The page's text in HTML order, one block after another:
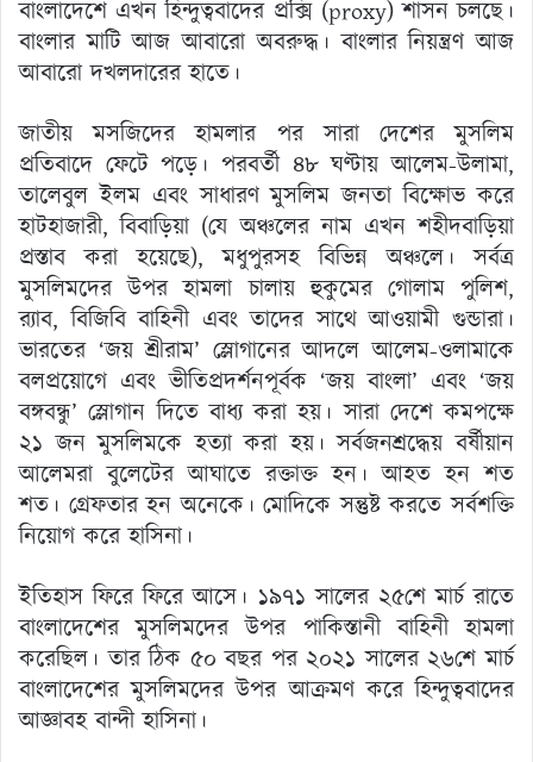
বাংলাদেশে এখন হিন্দুত্ববাদের প্রক্সি (proxy) শাসন চলছে।
বাংলার মাটি আজ আবারো অবরুদ্ধ। বাংলার নিয়ন্ত্রণ আজ
আবারো দখলদারের হাতে।
জাতীয় মসজিদের হামলার পর সারা দেশের মুসলিম
প্রতিবাদে ফেটে পড়ে। পরবর্তী ৪৮ ঘণ্টায় আলেম-উলামা,
তালেবুল ইলম এবং সাধারণ মুসলিম জনতা বিক্ষোভ করে
হাটহাজারী, বিবাড়িয়া (যে অঞ্চলের নাম এখন শহীদবাড়িয়া
প্রস্তাব করা হয়েছে), মধুপুরসহ বিভিন্ন অঞ্চলে। সর্বত্র
মুসলিমদের উপর হামলা চালায় হুকুমের গোলাম পুলিশ,
র‍্যাব, বিজিবি বাহিনী এবং তাদের সাথে আওয়ামী গুন্ডারা।
ভারতের ‘জয় শ্রীরাম’ স্লোগানের আদলে আলেম-ওলামাকে
বলপ্রয়োগে এবং ভীতিপ্রদর্শনপূর্বক ‘জয় বাংলা’ এবং ‘জয়
বঙ্গবন্ধু’ স্লোগান দিতে বাধ্য করা হয়। সারা দেশে কমপক্ষে
২১ জন মুসলিমকে হত্যা করা হয়। সর্বজনশ্রদ্ধেয় বর্ষীয়ান
আলেমরা বুলেটের আঘাতে রক্তাক্ত হন। আহত হন শত
শত। গ্রেফতার হন অনেকে। মোদিকে সন্তুষ্ট করতে সর্বশক্তি
নিয়োগ করে হাসিনা।
ইতিহাস ফিরে ফিরে আসে। ১৯৭১ সালের ২৫শে মার্চ রাতে
বাংলাদেশের মুসলিমদের উপর পাকিস্তানী বাহিনী হামলা
করেছিল। তার ঠিক ৫০ বছর পর ২০২১ সালের ২৬শে মার্চ
বাংলাদেশের মুসলিমদের উপর আক্রমণ করে হিন্দুত্ববাদের
আজ্ঞাবহ বান্দী হাসিনা।